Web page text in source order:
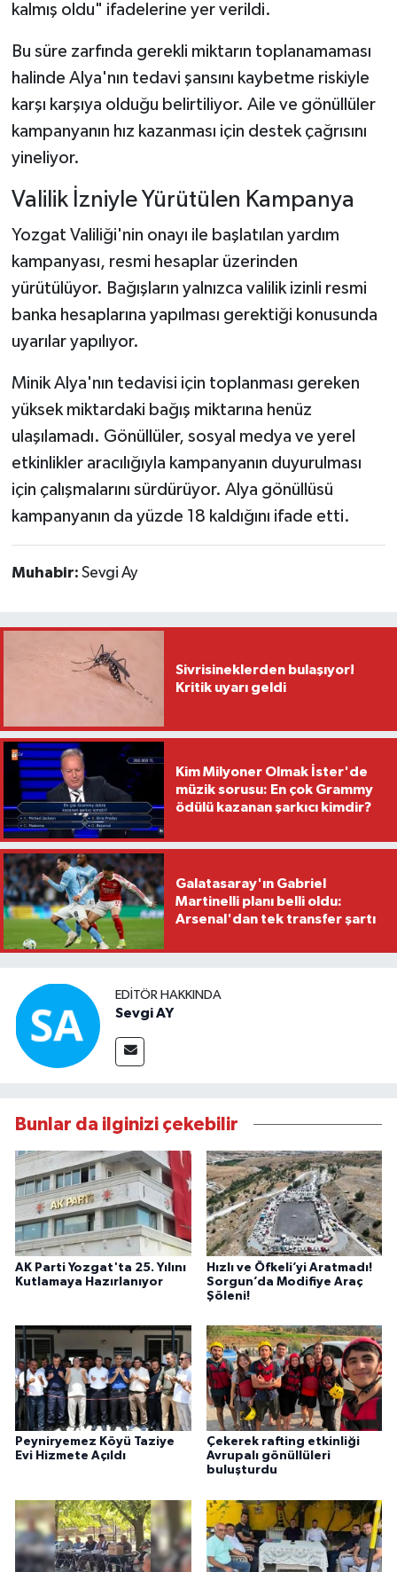
kalmış oldu" ifadelerine yer verildi.
Bu süre zarfında gerekli miktarın toplanamaması
halinde Alya'nın tedavi şansını kaybetme riskiyle
karşı karşıya olduğu belirtiliyor. Aile ve gönüllüler
kampanyanın hız kazanması için destek çağrısını
yineliyor.
Valilik İzniyle Yürütülen Kampanya
Yozgat Valiliği'nin onayı ile başlatılan yardım
kampanyası, resmi hesaplar üzerinden
yürütülüyor. Bağışların yalnızca valilik izinli resmi
banka hesaplarına yapılması gerektiği konusunda
uyarılar yapılıyor.
Minik Alya'nın tedavisi için toplanması gereken
yüksek miktardaki bağış miktarına henüz
ulaşılamadı. Gönüllüler, sosyal medya ve yerel
etkinlikler aracılığıyla kampanyanın duyurulması
için çalışmalarını sürdürüyor. Alya gönüllüsü
kampanyanın da yüzde 18 kaldığını ifade etti.
Muhabir: Sevgi Ay
Sivrisineklerden bulaşıyor!
Kritik uyarı geldi
Kim Milyoner Olmak İster'de
müzik sorusu: En çok Grammy
ödülü kazanan şarkıcı kimdir?
Galatasaray'ın Gabriel
Martinelli planı belli oldu:
Arsenal'dan tek transfer şartı
EDITÖR HAKKINDA
Sevgi AY
Bunlar da ilginizi çekebilir
AK Parti Yozgat'ta 25. Yılını
Kutlamaya Hazırlanıyor
Hızlı ve Öfkeli’yi Aratmadı!
Sorgun’da Modifiye Araç
Şöleni!
Peyniryemez Köyü Taziye
Evi Hizmete Açıldı
Çekerek rafting etkinliği
Avrupalı gönüllüleri
buluşturdu